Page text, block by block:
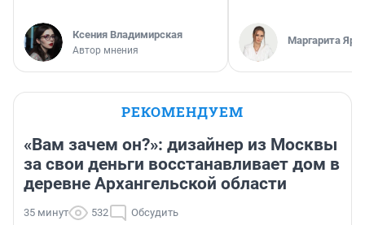
Ксения Владимирская
Автор мнения
Маргарита
РЕКОМЕНДУЕМ
«Вам зачем он?»: дизайнер из Москвы
за свои деньги восстанавливает дом в
деревне Архангельской области
35 минут 532 Обсудить